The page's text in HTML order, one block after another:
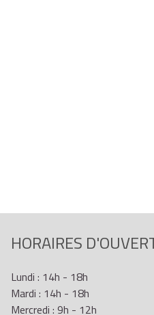
HORAIRES
Lundi : 14h - 18h
Mardi : 14h - 18h
Mercredi : 9h - 12h